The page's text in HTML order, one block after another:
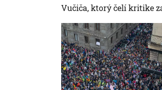
Vučiča, ktorý čelí kritike